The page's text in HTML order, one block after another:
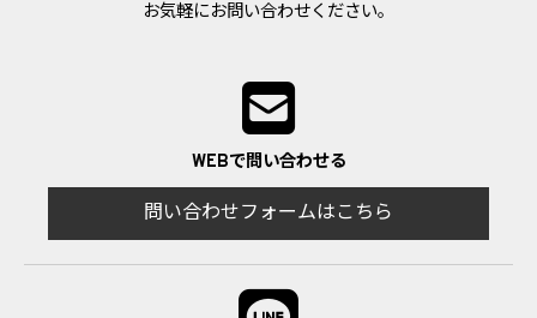
お気軽にお問い合わせください。
WEBで問い合わせる
問い合わせフォームはこちら